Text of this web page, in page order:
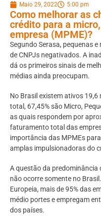
Maio 29, 2022 5:00 pm
Como melhorar as
crédito para a
empresa (MPME)?
Segundo Serasa, pequenas
de CNPJs negativados. A
dá os primeiros sinais de
médias ainda preocupam.
No Brasil existem ativos 19,6
total, 67,45% são Micro,
as quais respondem por
faturamento total das
importância das MPMEs
amplas impulsionadoras do
A questão da predominância
não ocorre somente no
Europeia, mais de 95% das
médio portes e empregam
dos países.